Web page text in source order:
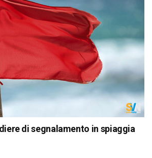
di segnalamento in spiaggia